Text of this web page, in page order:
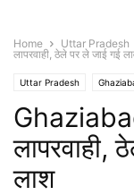
Home Uttar Pradesh
लापरवाही, ठेले पर ले जाई गई
Uttar Pradesh
लापरवाही,
लाश